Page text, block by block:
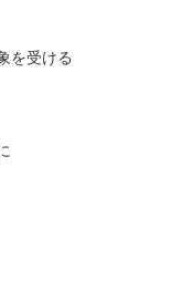
を受ける